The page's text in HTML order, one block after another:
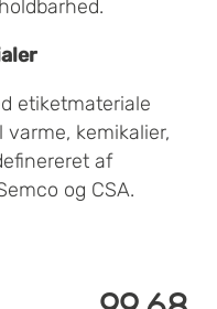
er
etiketmateriale
kemikalier,
af
og CSA.